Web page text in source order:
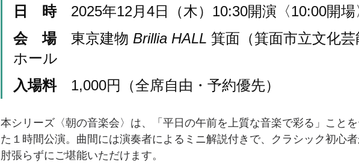
日　時 2025年12月4日（木）10:30開演〈10:00開場
会　場 東京建物 Brillia HALL 箕面（箕面市立文化
ホール
入場料 1,000円（全席自由・予約優先）
本シリーズ〈朝の音楽会〉は、「平日の午前を上質な音楽で彩る」こと
た１時間公演。曲間には演奏者によるミニ解説付きで、クラシック初心
肘張らずにご堪能いただけます。